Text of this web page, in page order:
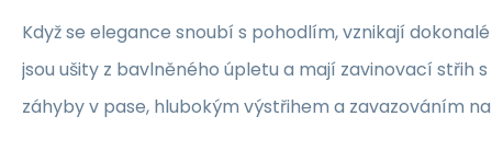
Když se elegance snoubí s pohodlím, vznikají
jsou ušity z bavlněného úpletu a mají zavinovací střih
záhyby v pase, hlubokým výstřihem a zavazováním